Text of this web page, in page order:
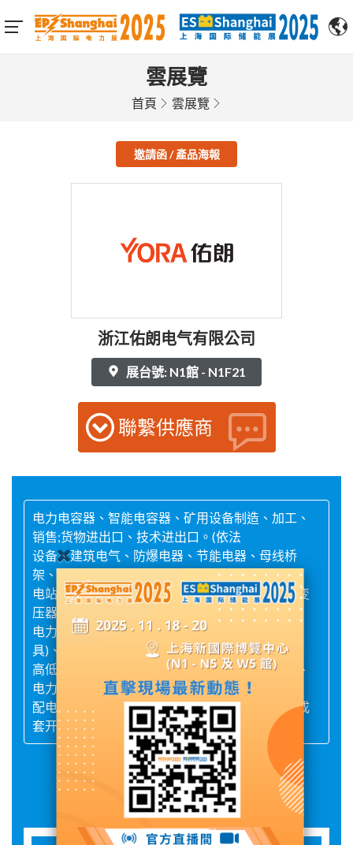
雲展覽
首頁 雲展覽
邀請函 / 產品海報
浙江佑朗电气有限公司
展台號: N1館 - N1F21
聯繫供應商
电力电容器、智能电容器、矿用设备制造、加工、
销售;货物进出口、技术进出口。(依法
设备、建筑电气、防爆电器、节能电器、母线桥
架、电缆桥架、
电站、电表箱、综合配电箱、电缆分接箱、电力变
压器、机电
电力设备、避雷专用设备、仪器仪表(不含计量器
具)、箱式变
高低压电力电容器、电力电子元器件、电线电缆、
电力金具、
配电开关控制设备、高低压电器及配件、高低压成
套开关柜、
展品詳情